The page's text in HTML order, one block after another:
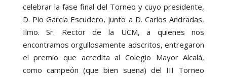
celebrar la fase final del Torneo y cuyo presidente,
D. Pío García Escudero, junto a D. Carlos Andradas,
Ilmo. Sr. Rector de la UCM, a quienes nos
encontramos orgullosamente adscritos, entregaron
el premio que acredita al Colegio Mayor Alcalá,
como campeón (que bien suena) del III Torneo